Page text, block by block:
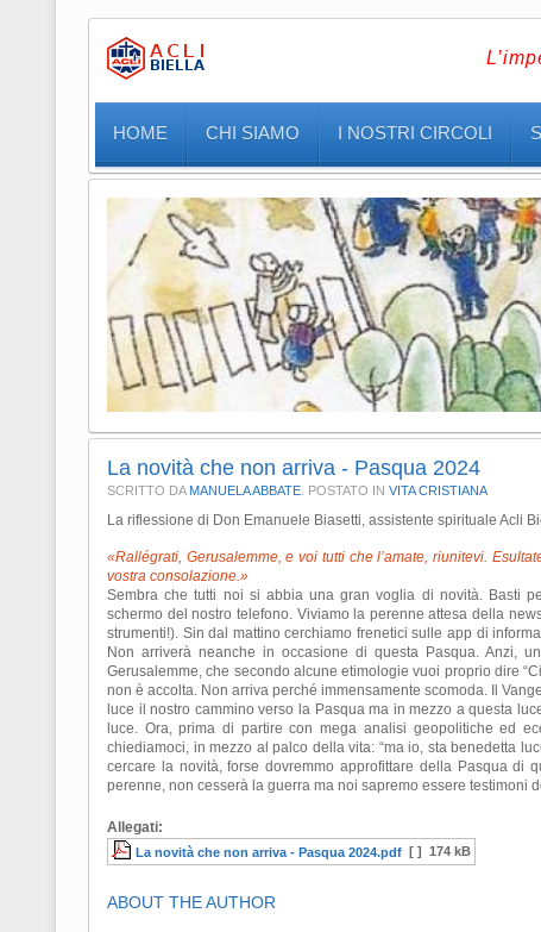
HOME CHI SIAMO I NOSTRI CIRCOLI
La novità che non arriva - Pasqua 2024
SCRITTO DA MANUELA ABBATE . POSTATO IN VITA CRISTIANA
La riflessione di Don Emanuele Biasetti, assistente spirituale Acli
«Rallégrati, Gerusalemme, e voi tutti che l’amate, riunitevi.
vostra consolazione.»
Sembra che tutti noi si abbia una gran voglia di novità. Basti
schermo del nostro telefono. Viviamo la perenne attesa della
strumenti!). Sin dal mattino cerchiamo frenetici sulle app di
Non arriverà neanche in occasione di questa Pasqua. Anzi,
Gerusalemme, che secondo alcune etimologie vuoi proprio dire
non è accolta. Non arriva perché immensamente scomoda. Il
luce il nostro cammino verso la Pasqua ma in mezzo a questa
luce. Ora, prima di partire con mega analisi geopolitiche ed
chiediamoci, in mezzo al palco della vita: “ma io, sta benedetta
cercare la novità, forse dovremmo approfittare della Pasqua di
perenne, non cesserà la guerra ma noi sapremo essere testimoni
Allegati:
La novità che non arriva - Pasqua 2024.pdf [ ] 174 kB
ABOUT THE AUTHOR